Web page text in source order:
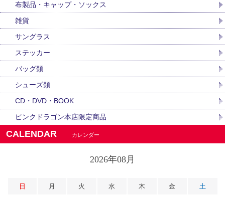
布製品・キャップ・ソックス
雑貨
サングラス
ステッカー
バッグ類
シューズ類
CD・DVD・BOOK
ピンクドラゴン本店限定商品
CALENDAR カレンダー
2026年08月
日 月 火 水 木 金 土